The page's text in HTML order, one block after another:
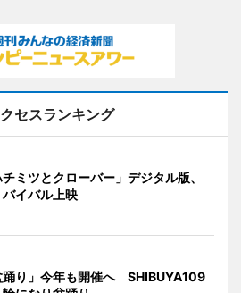
セスランキング
ミツとクローバー」デジタル版、
イバル上映
踊り」今年も開催へ SHIBUYA109